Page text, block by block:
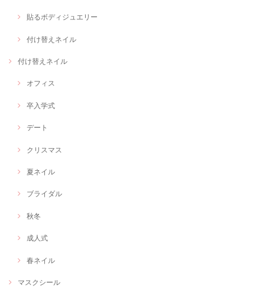
貼るボディジュエリー
付け替えネイル
付け替えネイル
オフィス
卒入学式
デート
クリスマス
夏ネイル
ブライダル
秋冬
成人式
春ネイル
マスクシール